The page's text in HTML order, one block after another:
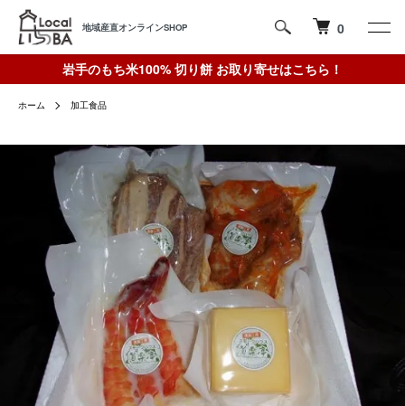
地域産直オンラインSHOP 0
岩手のもち米100% 切り餅 お取り寄せはこちら！
ホーム 加工食品